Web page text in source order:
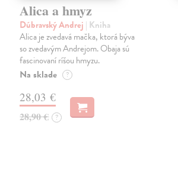
Alica a hmyz
Dúbravský Andrej | Kniha
Alica je zvedavá mačka, ktorá býva
so zvedavým Andrejom. Obaja sú
fascinovaní ríšou hmyzu.
Na sklade ?
28,03 €
28,90 € ?